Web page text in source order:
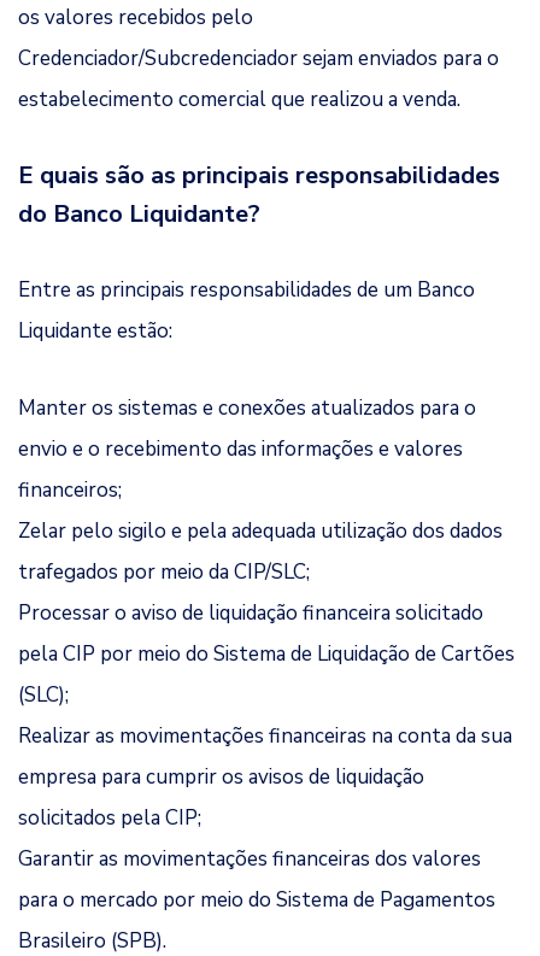
os valores recebidos pelo
Credenciador/Subcredenciador sejam enviados para o
estabelecimento comercial que realizou a venda.
E quais são as principais responsabilidades
do Banco Liquidante?
Entre as principais responsabilidades de um Banco
Liquidante estão:
Manter os sistemas e conexões atualizados para o
envio e o recebimento das informações e valores
financeiros;
Zelar pelo sigilo e pela adequada utilização dos dados
trafegados por meio da CIP/SLC;
Processar o aviso de liquidação financeira solicitado
pela CIP por meio do Sistema de Liquidação de Cartões
(SLC);
Realizar as movimentações financeiras na conta da sua
empresa para cumprir os avisos de liquidação
solicitados pela CIP;
Garantir as movimentações financeiras dos valores
para o mercado por meio do Sistema de Pagamentos
Brasileiro (SPB).